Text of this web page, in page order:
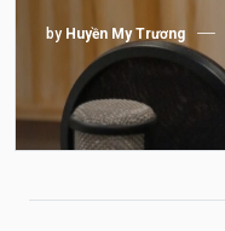
by Huyền My Trương